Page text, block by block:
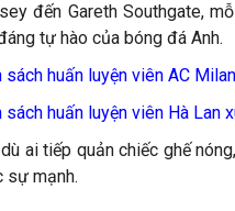
đến Gareth Southgate,
tự hào của bóng đá Anh.
sách huấn luyện viên AC
sách huấn luyện viên Hà Lan
ai tiếp quản chiếc ghế
sự mạnh.